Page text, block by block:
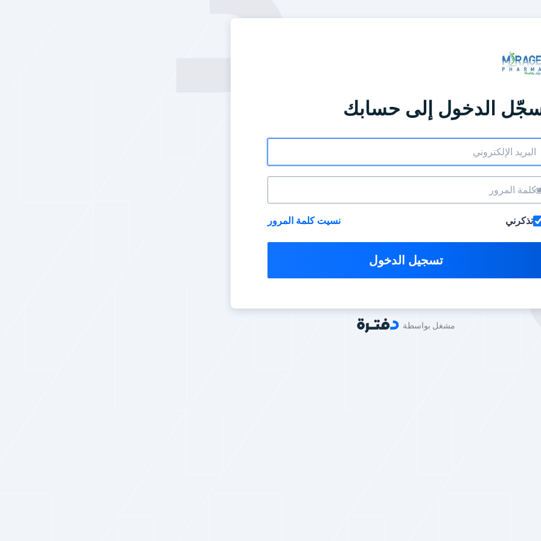
الدخول إلى حسابك
تذكرني نسيت كلمة المرور
تسجيل الدخول
مشغل بواسطة